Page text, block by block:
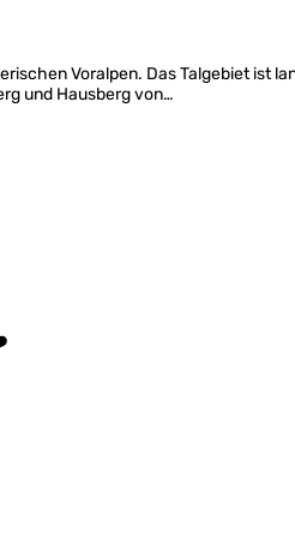
Voralpen. Das Talgebiet ist
und Hausberg von…